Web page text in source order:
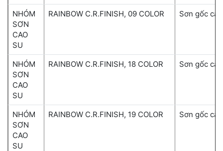
NHÓM
SƠN
CAO
SU
RAINBOW C.R.FINISH, 09 COLOR Sơn gốc
NHÓM
SƠN
CAO
SU
RAINBOW C.R.FINISH, 18 COLOR Sơn gốc
NHÓM
SƠN
CAO
SU
RAINBOW C.R.FINISH, 19 COLOR Sơn gốc